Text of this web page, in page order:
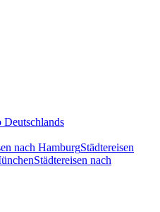
Deutschlands
nach HamburgStädtereisen
Städtereisen nach